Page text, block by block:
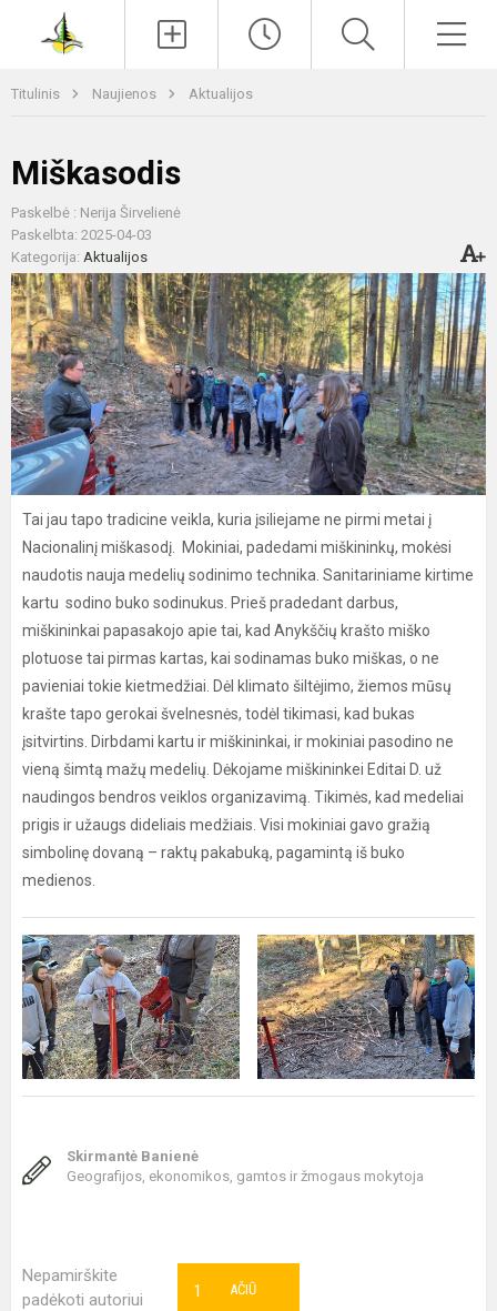
Titulinis Naujienos Aktualijos
Miškasodis
Paskelbė : Nerija Širvelienė
Paskelbta: 2025-04-03
Kategorija: Aktualijos
Tai jau tapo tradicine veikla, kuria įsiliejame ne pirmi metai į
Nacionalinį miškasodį. Mokiniai, padedami miškininkų, mokėsi
naudotis nauja medelių sodinimo technika. Sanitariniame kirtime
kartu sodino buko sodinukus. Prieš pradedant darbus,
miškininkai papasakojo apie tai, kad Anykščių krašto miško
plotuose tai pirmas kartas, kai sodinamas buko miškas, o ne
pavieniai tokie kietmedžiai. Dėl klimato šiltėjimo, žiemos mūsų
krašte tapo gerokai švelnesnės, todėl tikimasi, kad bukas
įsitvirtins. Dirbdami kartu ir miškininkai, ir mokiniai pasodino ne
vieną šimtą mažų medelių. Dėkojame miškininkei Editai D. už
naudingos bendros veiklos organizavimą. Tikimės, kad medeliai
prigis ir užaugs dideliais medžiais. Visi mokiniai gavo gražią
simbolinę dovaną – raktų pakabuką, pagamintą iš buko
medienos.
Skirmantė Banienė
Geografijos, ekonomikos, gamtos ir žmogaus mokytoja
Nepamirškite
padėkoti autoriui
AČIŪ
1